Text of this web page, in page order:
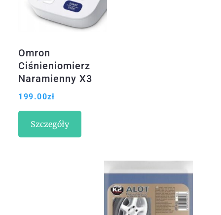
Omron
Ciśnieniomierz
Naramienny X3
Comfort
199.00zł
Szczegóły